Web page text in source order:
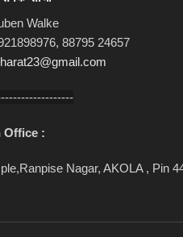
Walke
88795 24657
Office :
Nagar, AKOLA , Pin